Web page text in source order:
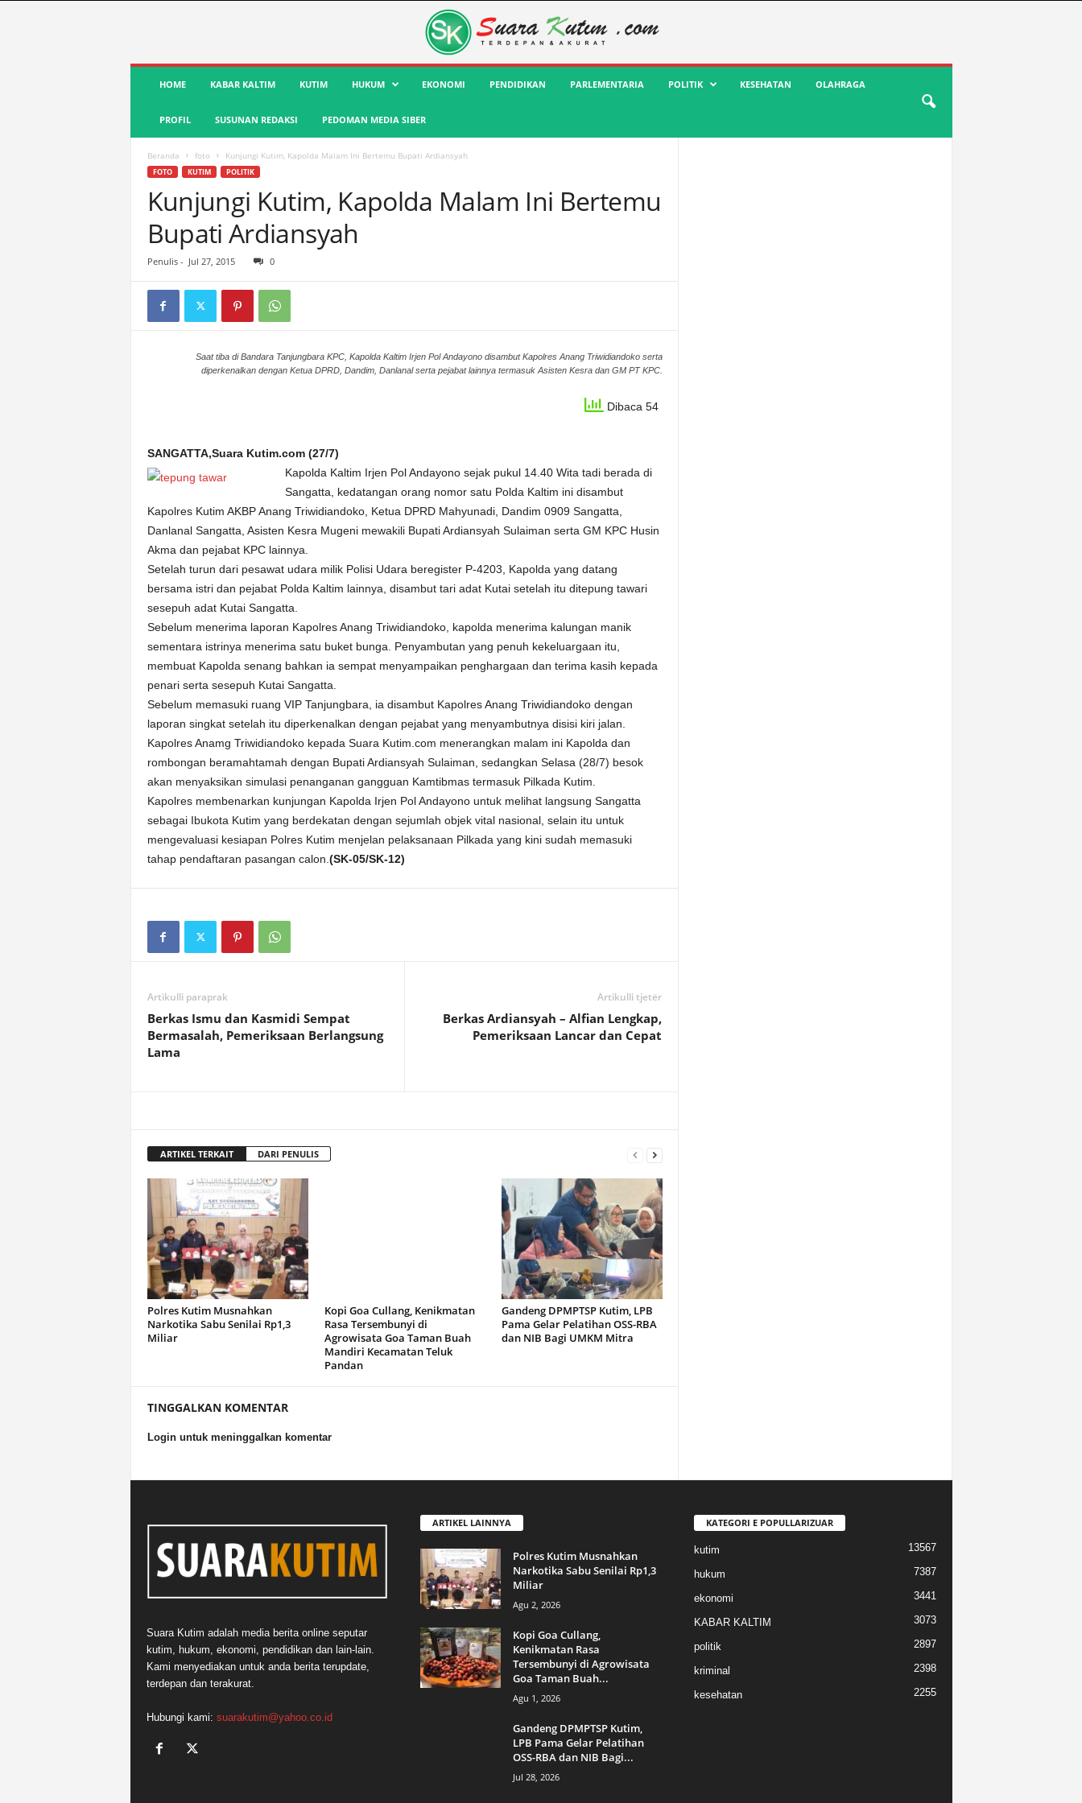
a
HOME KABAR KALTIM KUTIM HUKUM EKONOMI PENDIDIKAN PARLEMENTARIA POLITIK KESEHATAN OLAHRAGA
PROFIL SUSUNAN REDAKSI PEDOMAN MEDIA SIBER
Beranda foto Kunjungi Kutim, Kapolda Malam Ini Bertemu Bupati Ardiansyah
FOTO KUTIM POLITIK
Kunjungi Kutim, Kapolda Malam Ini Bertemu
Bupati Ardiansyah
Penulis - Jul 27, 2015 0
Saat tiba di Bandara Tanjungbara KPC, Kapolda Kaltim Irjen Pol Andayono disambut Kapolres Anang Triwidiandoko serta
diperkenalkan dengan Ketua DPRD, Dandim, Danlanal serta pejabat lainnya termasuk Asisten Kesra dan GM PT KPC.
Dibaca 54
SANGATTA,Suara Kutim.com (27/7)
Kapolda Kaltim Irjen Pol Andayono sejak pukul 14.40 Wita tadi berada di
Sangatta, kedatangan orang nomor satu Polda Kaltim ini disambut
Kapolres Kutim AKBP Anang Triwidiandoko, Ketua DPRD Mahyunadi, Dandim 0909 Sangatta,
Danlanal Sangatta, Asisten Kesra Mugeni mewakili Bupati Ardiansyah Sulaiman serta GM KPC Husin
Akma dan pejabat KPC lainnya.
Setelah turun dari pesawat udara milik Polisi Udara beregister P-4203, Kapolda yang datang
bersama istri dan pejabat Polda Kaltim lainnya, disambut tari adat Kutai setelah itu ditepung tawari
sesepuh adat Kutai Sangatta.
Sebelum menerima laporan Kapolres Anang Triwidiandoko, kapolda menerima kalungan manik
sementara istrinya menerima satu buket bunga. Penyambutan yang penuh kekeluargaan itu,
membuat Kapolda senang bahkan ia sempat menyampaikan penghargaan dan terima kasih kepada
penari serta sesepuh Kutai Sangatta.
Sebelum memasuki ruang VIP Tanjungbara, ia disambut Kapolres Anang Triwidiandoko dengan
laporan singkat setelah itu diperkenalkan dengan pejabat yang menyambutnya disisi kiri jalan.
Kapolres Anamg Triwidiandoko kepada Suara Kutim.com menerangkan malam ini Kapolda dan
rombongan beramahtamah dengan Bupati Ardiansyah Sulaiman, sedangkan Selasa (28/7) besok
akan menyaksikan simulasi penanganan gangguan Kamtibmas termasuk Pilkada Kutim.
Kapolres membenarkan kunjungan Kapolda Irjen Pol Andayono untuk melihat langsung Sangatta
sebagai Ibukota Kutim yang berdekatan dengan sejumlah objek vital nasional, selain itu untuk
mengevaluasi kesiapan Polres Kutim menjelan pelaksanaan Pilkada yang kini sudah memasuki
tahap pendaftaran pasangan calon. (SK-05/SK-12)
Artikulli paraprak
Berkas Ismu dan Kasmidi Sempat
Bermasalah, Pemeriksaan Berlangsung
Lama
Artikulli tjetër
Berkas Ardiansyah – Alfian Lengkap,
Pemeriksaan Lancar dan Cepat
ARTIKEL TERKAIT DARI PENULIS
Polres Kutim Musnahkan
Narkotika Sabu Senilai Rp1,3
Miliar
Kopi Goa Cullang, Kenikmatan
Rasa Tersembunyi di
Agrowisata Goa Taman Buah
Mandiri Kecamatan Teluk
Pandan
Gandeng DPMPTSP Kutim, LPB
Pama Gelar Pelatihan OSS-RBA
dan NIB Bagi UMKM Mitra
TINGGALKAN KOMENTAR
Login untuk meninggalkan komentar
Suara Kutim adalah media berita online seputar
kutim, hukum, ekonomi, pendidikan dan lain-lain.
Kami menyediakan untuk anda berita terupdate,
terdepan dan terakurat.
Hubungi kami: suarakutim@yahoo.co.id
ARTIKEL LAINNYA
Polres Kutim Musnahkan
Narkotika Sabu Senilai Rp1,3
Miliar
Agu 2, 2026
Kopi Goa Cullang,
Kenikmatan Rasa
Tersembunyi di Agrowisata
Goa Taman Buah...
Agu 1, 2026
Gandeng DPMPTSP Kutim,
LPB Pama Gelar Pelatihan
OSS-RBA dan NIB Bagi...
Jul 28, 2026
KATEGORI E POPULLARIZUAR
kutim 13567
hukum 7387
ekonomi 3441
KABAR KALTIM 3073
politik 2897
kriminal 2398
kesehatan 2255